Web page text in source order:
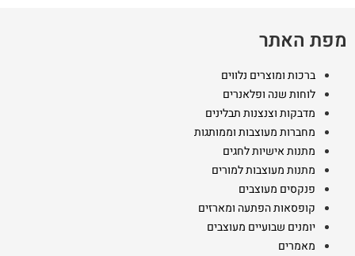
מפת האתר
ברכות ומוצרים נלווים
לוחות שנה ופלאנרים
מדבקות וצנצנות תבלינים
מחברות מעוצבות וממותגות
מתנות אישיות לחגים
מתנות מעוצבות למורים
פנקסים מעוצבים
קופסאות הפתעה ומארזים
יומנים שבועיים מעוצבים
מאמרים